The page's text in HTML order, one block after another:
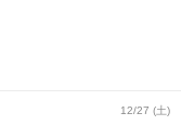
12/27 (土)